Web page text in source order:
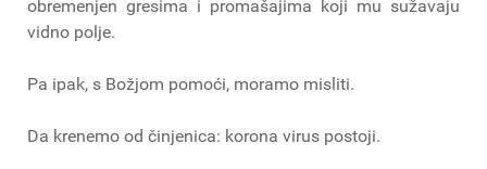
obremenjen gresima i promašajima koji mu sužavaju
vidno polje.
Pa ipak, s Božjom pomoći, moramo misliti.
Da krenemo od činjenica: korona virus postoji.